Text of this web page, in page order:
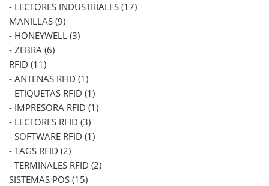
- LECTORES INDUSTRIALES (17)
MANILLAS (9)
- HONEYWELL (3)
- ZEBRA (6)
RFID (11)
- ANTENAS RFID (1)
- ETIQUETAS RFID (1)
- IMPRESORA RFID (1)
- LECTORES RFID (3)
- SOFTWARE RFID (1)
- TAGS RFID (2)
- TERMINALES RFID (2)
SISTEMAS POS (15)